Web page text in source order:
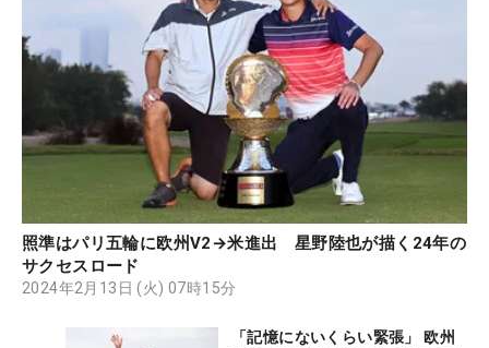
照準はパリ五輪に欧州V2→米進出 星野陸也が描く24年の
サクセスロード
2024年2月13日 (火) 07時15分
「記憶にないくらい緊張」 欧州